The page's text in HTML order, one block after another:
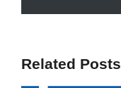
Related Posts